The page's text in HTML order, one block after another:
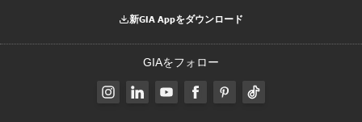
新GIA Appをダウンロード
GIAをフォロー